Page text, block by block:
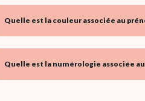
Quelle est la couleur associée au
Quelle est la numérologie associée au